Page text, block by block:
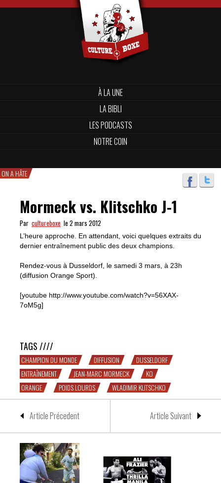
À LA UNE
LA BIBLI
LES PODCASTS
NOTRE COIN
ON A HÂTE
Mormeck vs. Klitschko J-1
Par cultureboxe le 2 mars 2012
L’heure approche. En attendant, voici quelques extraits du
dernier entraînement public des deux champions.
Rendez-vous à Dusseldorf, le samedi 3 mars, à 23h
(diffusion Orange Sport).
[youtube http://www.youtube.com/watch?v=56XAX-
7oM5g]
TAGS ////
CHAMPION DU MONDE DIFFUSION
DUSSELDORF
ENTRAÎNEMENT
JEAN-MARC MORMECK
KO
ORANGE
POIDS LOURDS WLADIMIR KLITSCHKO
Article Précedent Article Suivant